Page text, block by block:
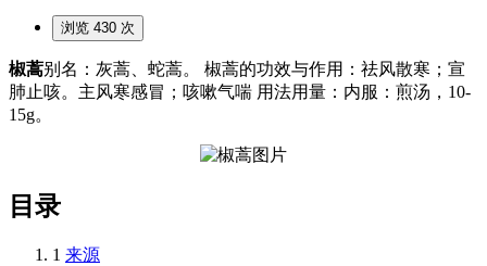
浏览 430 次
椒蒿别名：灰蒿、蛇蒿。 椒蒿的功效与作用：祛风散寒；宣
肺止咳。主风寒感冒；咳嗽气喘 用法用量：内服：煎汤，10-
15g。
目录
1 来源